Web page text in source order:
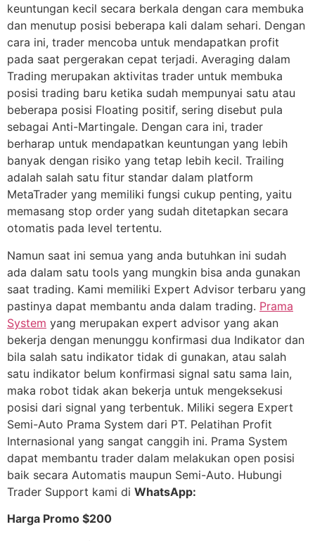
keuntungan kecil secara berkala dengan cara membuka
dan menutup posisi beberapa kali dalam sehari. Dengan
cara ini, trader mencoba untuk mendapatkan profit
pada saat pergerakan cepat terjadi. Averaging dalam
Trading merupakan aktivitas trader untuk membuka
posisi trading baru ketika sudah mempunyai satu atau
beberapa posisi Floating positif, sering disebut pula
sebagai Anti-Martingale. Dengan cara ini, trader
berharap untuk mendapatkan keuntungan yang lebih
banyak dengan risiko yang tetap lebih kecil. Trailing
adalah salah satu fitur standar dalam platform
MetaTrader yang memiliki fungsi cukup penting, yaitu
memasang stop order yang sudah ditetapkan secara
otomatis pada level tertentu.
Namun saat ini semua yang anda butuhkan ini sudah
ada dalam satu tools yang mungkin bisa anda gunakan
saat trading. Kami memiliki Expert Advisor terbaru yang
pastinya dapat membantu anda dalam trading. Prama
System yang merupakan expert advisor yang akan
bekerja dengan menunggu konfirmasi dua Indikator dan
bila salah satu indikator tidak di gunakan, atau salah
satu indikator belum konfirmasi signal satu sama lain,
maka robot tidak akan bekerja untuk mengeksekusi
posisi dari signal yang terbentuk. Miliki segera Expert
Semi-Auto Prama System dari PT. Pelatihan Profit
Internasional yang sangat canggih ini. Prama System
dapat membantu trader dalam melakukan open posisi
baik secara Automatis maupun Semi-Auto. Hubungi
Trader Support kami di WhatsApp:
Harga Promo $200